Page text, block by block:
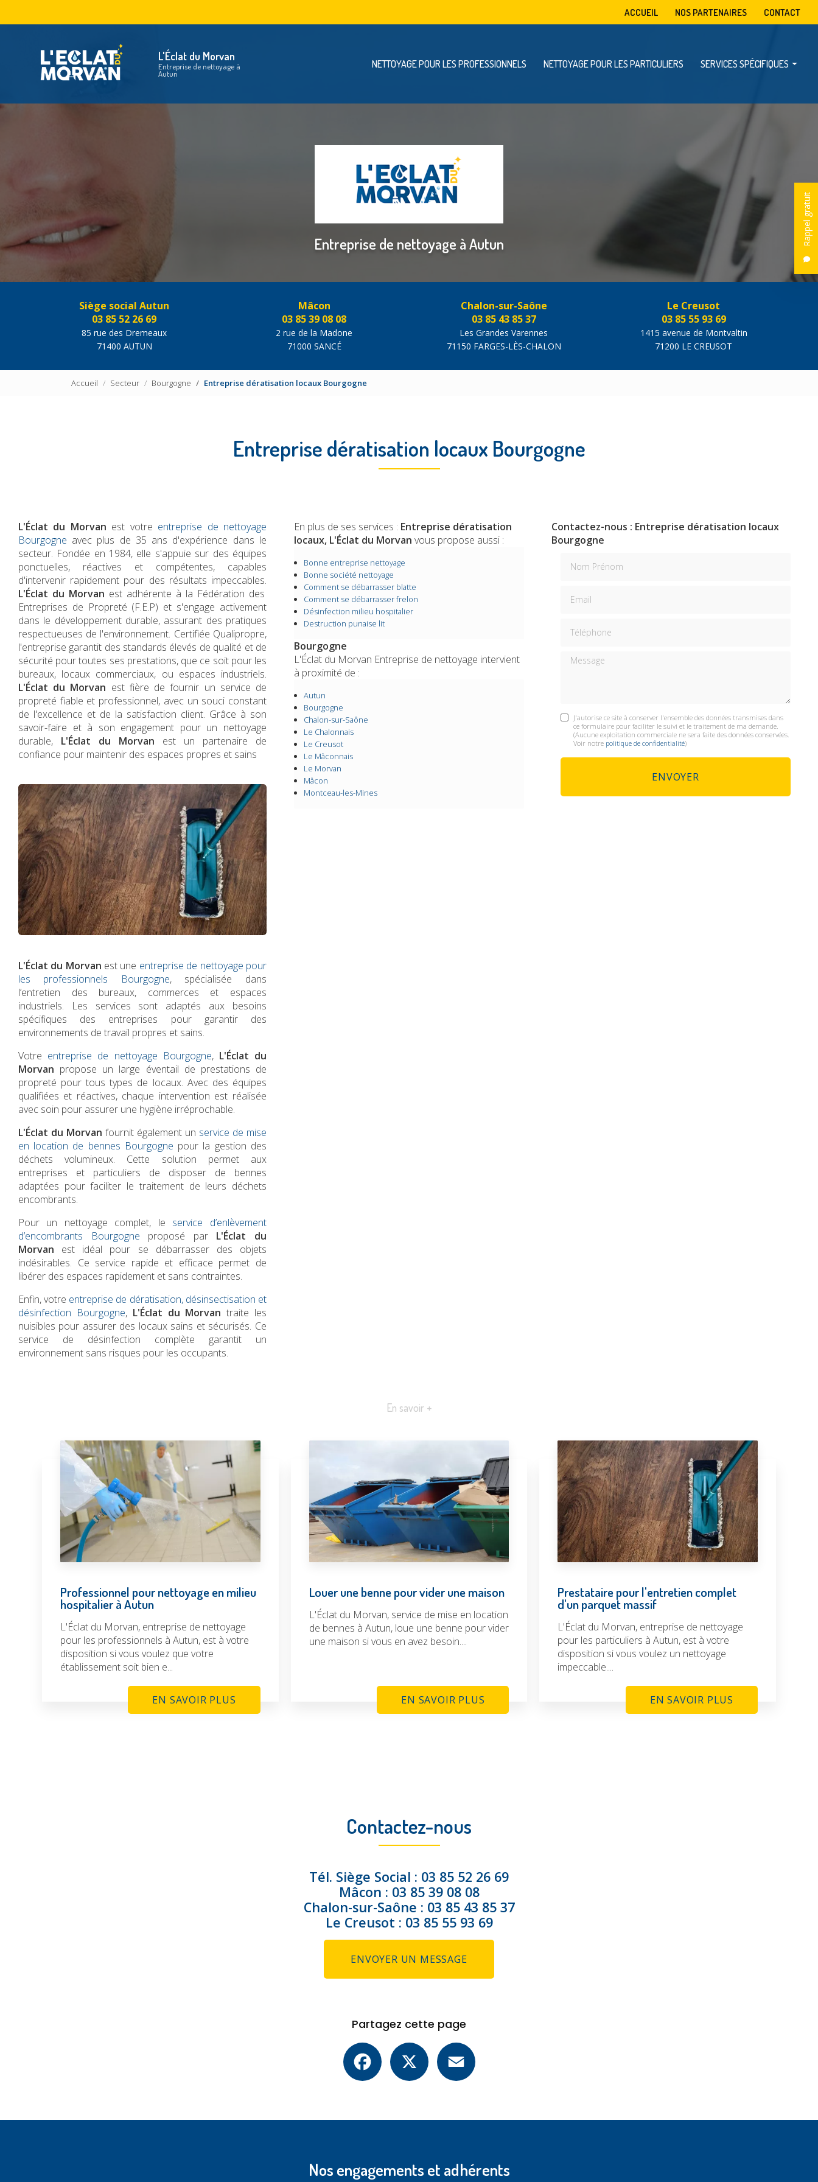
L'Éclat du Morvan
Entreprise de nettoyage à
Autun
Rappel gratuit
ACCUEIL NOS PARTENAIRES
CONTACT
NETTOYAGE POUR LES PROFESSIONNELS NETTOYAGE POUR LES PARTICULIERS SERVICES SPÉCIFIQUES
Entreprise de nettoyage à Autun
Siège social Autun
03 85 52 26 69
85 rue des Dremeaux
71400 AUTUN
Mâcon
03 85 39 08 08
2 rue de la Madone
71000 SANCÉ
Chalon-sur-Saône
03 85 43 85 37
Les Grandes Varennes
71150 FARGES-LÈS-CHALON
Le Creusot
03 85 55 93 69
1415 avenue de Montvaltin
71200 LE CREUSOT
Accueil Secteur Bourgogne Entreprise dératisation locaux Bourgogne
Entreprise dératisation locaux Bourgogne
L'Éclat du Morvan est votre entreprise de nettoyage
Bourgogne avec plus de 35 ans d'expérience dans le
secteur. Fondée en 1984, elle s'appuie sur des équipes
ponctuelles, réactives et compétentes, capables
d'intervenir rapidement pour des résultats impeccables.
L'Éclat du Morvan est adhérente à la Fédération des
Entreprises de Propreté (F.E.P) et s'engage activement
dans le développement durable, assurant des pratiques
respectueuses de l'environnement. Certifiée Qualipropre,
l'entreprise garantit des standards élevés de qualité et de
sécurité pour toutes ses prestations, que ce soit pour les
bureaux, locaux commerciaux, ou espaces industriels.
L'Éclat du Morvan est fière de fournir un service de
propreté fiable et professionnel, avec un souci constant
de l'excellence et de la satisfaction client. Grâce à son
savoir-faire et à son engagement pour un nettoyage
durable, L'Éclat du Morvan est un partenaire de
confiance pour maintenir des espaces propres et sains
L'Éclat du Morvan est une entreprise de nettoyage pour
les professionnels Bourgogne, spécialisée dans
l’entretien des bureaux, commerces et espaces
industriels. Les services sont adaptés aux besoins
spécifiques des entreprises pour garantir des
environnements de travail propres et sains.
Votre entreprise de nettoyage Bourgogne, L'Éclat du
Morvan propose un large éventail de prestations de
propreté pour tous types de locaux. Avec des équipes
qualifiées et réactives, chaque intervention est réalisée
avec soin pour assurer une hygiène irréprochable.
L'Éclat du Morvan fournit également un service de mise
en location de bennes Bourgogne pour la gestion des
déchets volumineux. Cette solution permet aux
entreprises et particuliers de disposer de bennes
adaptées pour faciliter le traitement de leurs déchets
encombrants.
Pour un nettoyage complet, le service d’enlèvement
d’encombrants Bourgogne proposé par L'Éclat du
Morvan est idéal pour se débarrasser des objets
indésirables. Ce service rapide et efficace permet de
libérer des espaces rapidement et sans contraintes.
Enfin, votre entreprise de dératisation, désinsectisation et
désinfection Bourgogne, L'Éclat du Morvan traite les
nuisibles pour assurer des locaux sains et sécurisés. Ce
service de désinfection complète garantit un
environnement sans risques pour les occupants.
En plus de ses services : Entreprise dératisation
locaux, L'Éclat du Morvan vous propose aussi :
Bonne entreprise nettoyage
Bonne société nettoyage
Comment se débarrasser blatte
Comment se débarrasser frelon
Désinfection milieu hospitalier
Destruction punaise lit
Bourgogne
L'Éclat du Morvan Entreprise de nettoyage intervient
à proximité de :
Autun
Bourgogne
Chalon-sur-Saône
Le Chalonnais
Le Creusot
Le Mâconnais
Le Morvan
Mâcon
Montceau-les-Mines
Contactez-nous : Entreprise dératisation locaux
Bourgogne
Message
J'autorise ce site à conserver l'ensemble des données transmises dans
ce formulaire pour faciliter le suivi et le traitement de ma demande.
(Aucune exploitation commerciale ne sera faite des données conservées.
Voir notre politique de confidentialité)
En savoir +
Professionnel pour nettoyage en milieu
hospitalier à Autun
L'Éclat du Morvan, entreprise de nettoyage
pour les professionnels à Autun, est à votre
disposition si vous voulez que votre
établissement soit bien e...
EN SAVOIR PLUS
Louer une benne pour vider une maison
L'Éclat du Morvan, service de mise en location
de bennes à Autun, loue une benne pour vider
une maison si vous en avez besoin....
EN SAVOIR PLUS
Prestataire pour l'entretien complet
d'un parquet massif
L'Éclat du Morvan, entreprise de nettoyage
pour les particuliers à Autun, est à votre
disposition si vous voulez un nettoyage
impeccable....
EN SAVOIR PLUS
Contactez-nous
Tél. Siège Social : 03 85 52 26 69
Mâcon : 03 85 39 08 08
Chalon-sur-Saône : 03 85 43 85 37
Le Creusot : 03 85 55 93 69
ENVOYER UN MESSAGE
Partagez cette page
Facebook
Nos engagements et adhérents